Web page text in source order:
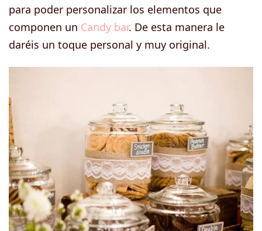
para poder personalizar los elementos que
componen un Candy bar. De esta manera le
daréis un toque personal y muy original.